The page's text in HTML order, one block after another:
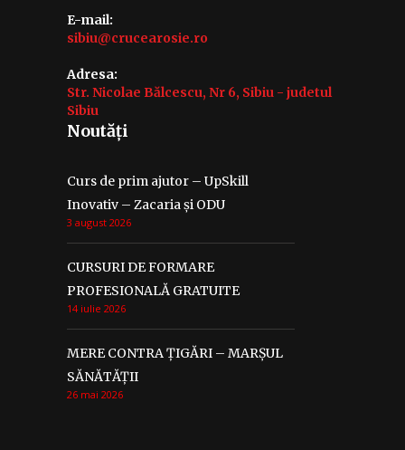
E-mail:
sibiu@crucearosie.ro
Adresa:
Str. Nicolae Bălcescu, Nr 6, Sibiu - judetul
Sibiu
Noutăți
Curs de prim ajutor – UpSkill
Inovativ – Zacaria și ODU
3 august 2026
CURSURI DE FORMARE
PROFESIONALĂ GRATUITE
14 iulie 2026
MERE CONTRA ȚIGĂRI – MARȘUL
SĂNĂTĂȚII
26 mai 2026